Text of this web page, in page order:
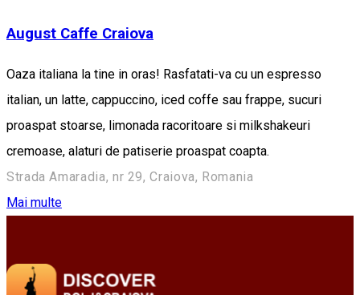
August Caffe Craiova
Oaza italiana la tine in oras! Rasfatati-va cu un espresso
italian, un latte, cappuccino, iced coffe sau frappe, sucuri
proaspat stoarse, limonada racoritoare si milkshakeuri
cremoase, alaturi de patiserie proaspat coapta.
Strada Amaradia, nr 29, Craiova, Romania
Mai multe